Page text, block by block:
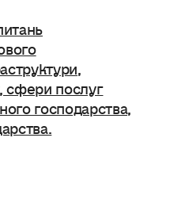
сфери послуг
господарства,